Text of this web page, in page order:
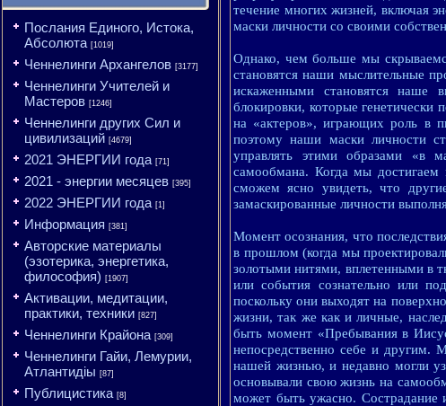
Послания Единого, Истока,
Абсолюта [1019]
Ченнелинги Архангелов [3177]
Ченнелинги Учителей и
Мастеров [1246]
Ченнелинги других Сил и
цивилизаций [4679]
2021 ЭНЕРГИИ года [71]
2021 - энергии месяцев [395]
2022 ЭНЕРГИИ года [1]
Информация [381]
Авторские материалы
(эзотерика, энергетика,
философия) [1907]
Активации, медитации,
практики, техники [827]
Ченнелинги Крайона [309]
Ченнелинги Гайи, Лемурии,
Атлантидіы [87]
Публицистика [8]
течение многих жизней, включая
маски личности со своими
Однако, чем больше мы
становятся наши мыслительные
искаженными становятся наше
блокировки, которые
на «актеров», играющих роль в
поэтому наши маски личности
управлять этими образами «в
самообмана. Когда мы
сможем ясно увидеть, что
замаскированные личности
Момент осознания, что
в прошлом (когда мы
золотыми нитями, вплетенными в
или события сознательно или
поскольку они выходят на
жизни, так же как и личные,
быть момент «Пребывания в
непосредственно себе и другим.
нашей жизнью, и недавно могли
основывали свою жизнь на
может быть ужасно. Сострадание